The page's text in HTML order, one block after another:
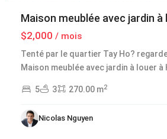
Maison meublée avec jardin à
$2,000 / mois
Tenté par le quartier Tay Ho?
Maison meublée avec jardin à louer à
5 3 270.00 m2
Nicolas Nguyen